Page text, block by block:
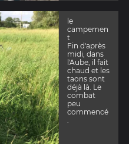
le
campemen
t
Fin d'après
midi, dans
l'Aube, il fait
chaud et les
taons sont
déjà là. Le
combat
peu
commencé